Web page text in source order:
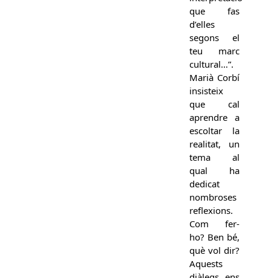
que fas
d’elles
segons el
teu marc
cultural…”.
Marià Corbí
insisteix
que cal
aprendre a
escoltar la
realitat, un
tema al
qual ha
dedicat
nombroses
reflexions.
Com fer-
ho? Ben bé,
què vol dir?
Aquests